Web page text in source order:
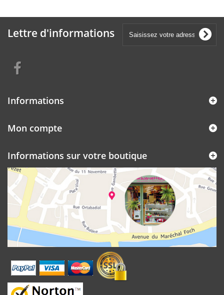
Lettre d'informations
Informations
Mon compte
Informations sur votre boutique